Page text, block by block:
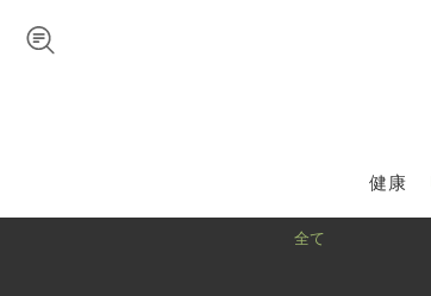
メインメニュー
健康
全て